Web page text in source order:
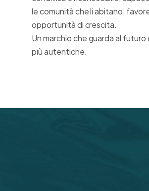
le comunità che li abitano,
opportunità di crescita.
Un marchio che guarda al
più autentiche.